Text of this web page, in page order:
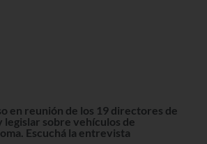
en reunión de los 19 directores de
legislar sobre vehículos de
Escuchá la entrevista